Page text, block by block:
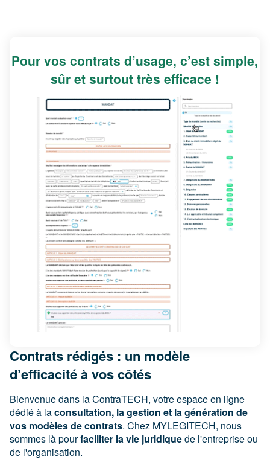
Pour vos contrats d’usage, c’est simple,
sûr et surtout très efficace !
Contrats rédigés : un modèle
d’efficacité à vos côtés
Bienvenue dans la ContraTECH, votre espace en ligne
dédié à laconsultation, la gestion et la génération de
vos modèles de contrats. Chez MYLEGITECH, nous
sommes là pourfaciliter la vie juridiquede l'entreprise ou
de l'organisation.